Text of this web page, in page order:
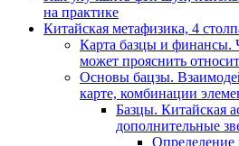
на практике
Китайская метафизика, 4
Карта базцы и финансы.
может прояснить
Основы бацзы.
карте, комбинации
Базцы. Китайская
дополнительные
Определение